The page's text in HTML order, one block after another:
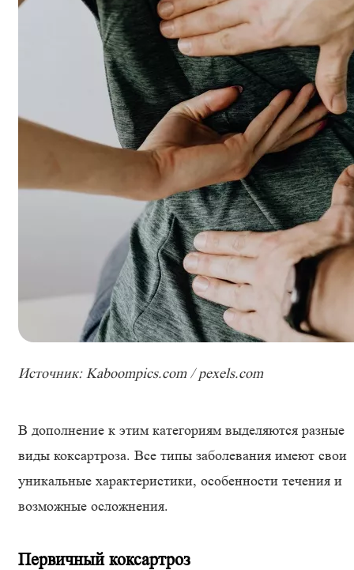
Источник: Kaboompics.com / pexels.com
В дополнение к этим категориям выделяются разные
виды коксартроза. Все типы заболевания имеют свои
уникальные характеристики, особенности течения и
возможные осложнения.
Первичный коксартроз